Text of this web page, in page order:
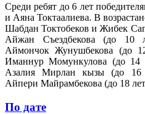
Среди ребят до 6 лет
и Аяна Токтаалиева. В
Шабдан Токтобеков и Жибек
Айжан Съездбекова (до
Аймончок Жунушбекова (до
Иманнур Момункулова (до 14
Азалия Мирлан кызы (до 16
Айпери Майрамбекова (до 18
По дате